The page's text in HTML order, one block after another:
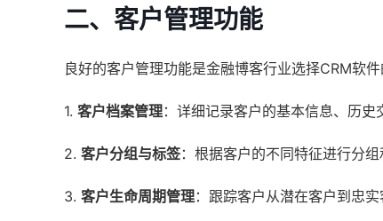
二、客户管理功能
良好的客户管理功能是金融博客行业选择CRM软件
1. 客户档案管理：详细记录客户的基本信息、历史
2. 客户分组与标签：根据客户的不同特征进行分组
3. 客户生命周期管理：跟踪客户从潜在客户到忠